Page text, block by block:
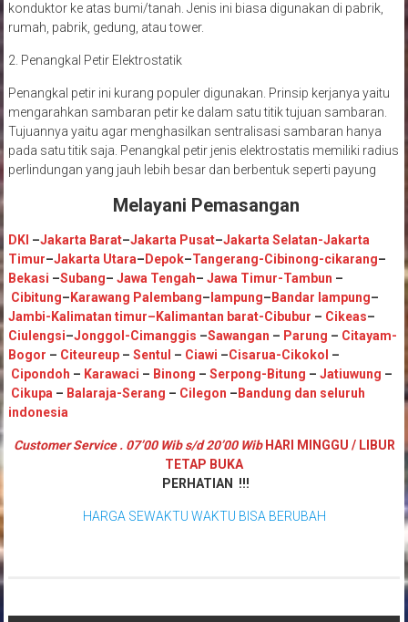
konduktor ke atas bumi/tanah. Jenis ini biasa digunakan di pabrik,
rumah, pabrik, gedung, atau tower.
2. Penangkal Petir Elektrostatik
Penangkal petir ini kurang populer digunakan. Prinsip kerjanya yaitu
mengarahkan sambaran petir ke dalam satu titik tujuan sambaran.
Tujuannya yaitu agar menghasilkan sentralisasi sambaran hanya
pada satu titik saja. Penangkal petir jenis elektrostatis memiliki radius
perlindungan yang jauh lebih besar dan berbentuk seperti payung
Melayani Pemasangan
DKI –Jakarta Barat–Jakarta Pusat–Jakarta Selatan-Jakarta
Timur–Jakarta Utara– Depok–Tangerang-Cibinong-cikarang–
Bekasi –Subang– Jawa Tengah– Jawa Timur-Tambun –
Cibitung– Karawang Palembang– lampung– Bandar lampung–
Jambi-Kalimatan timur– Kalimantan barat-Cibubur – Cikeas–
Ciulengsi–Jonggol -Cimanggis –Sawangan – Parung – Citayam-
Bogor – Citeureup – Sentul – Ciawi –Cisarua-Cikokol –
Cipondoh – Karawaci – Binong – Serpong-Bitung – Jatiuwung –
Cikupa – Balaraja-Serang – Cilegon – Bandung dan seluruh
indonesia
Customer Service . 07’00 Wib s/d 20’00 WibHARI MINGGU / LIBUR
TETAP BUKA
PERHATIAN !!!
HARGA SEWAKTU WAKTU BISA BERUBAH